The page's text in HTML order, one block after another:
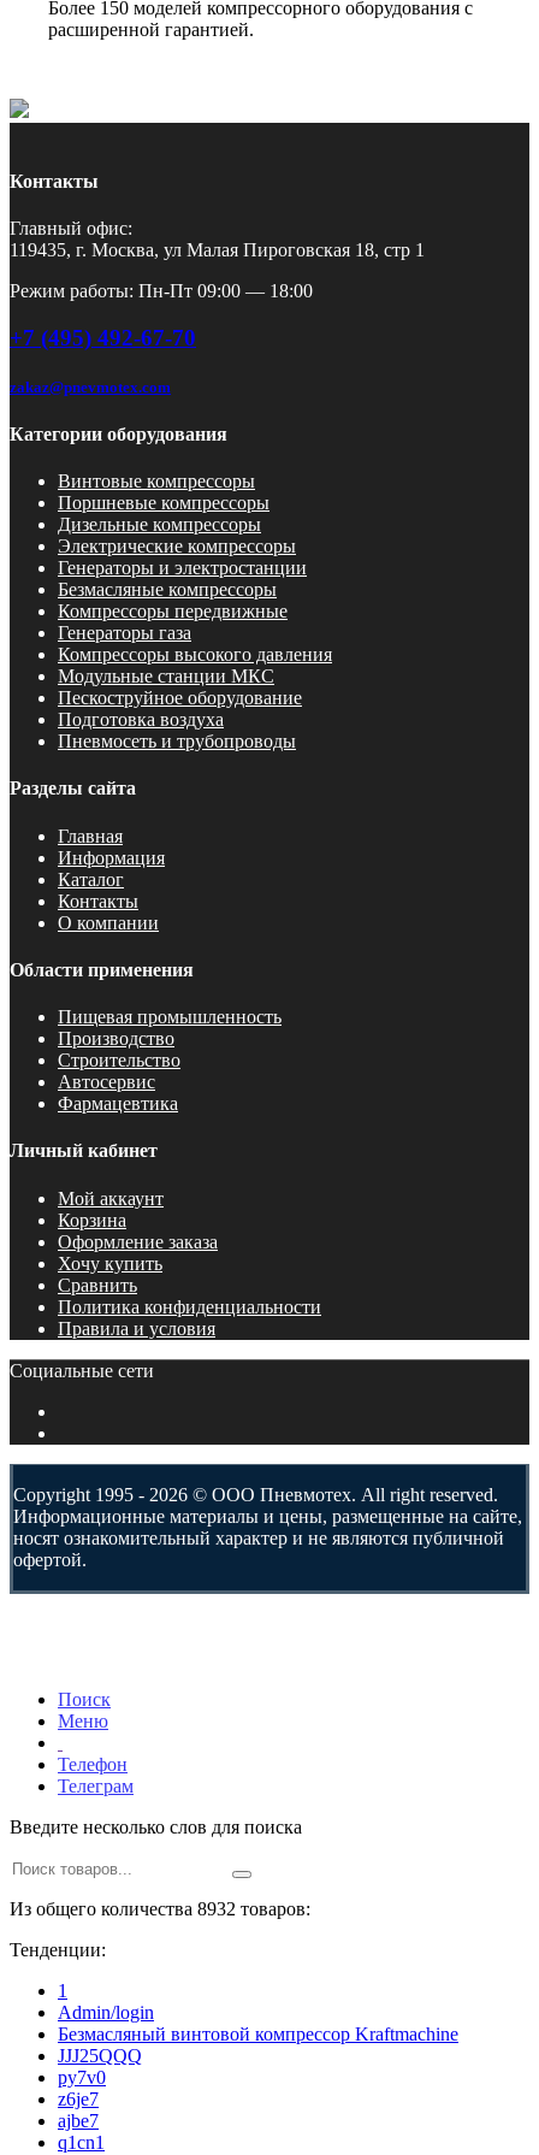
Более 150 моделей компрессорного оборудования с
расширенной гарантией.
Контакты
Главный офис:
119435, г. Москва, ул Малая Пироговская 18, стр 1
Режим работы: Пн-Пт 09:00 — 18:00
+7 (495) 492-67-70
zakaz@pnevmotex.com
Категории оборудования
Винтовые компрессоры
Поршневые компрессоры
Дизельные компрессоры
Электрические компрессоры
Генераторы и электростанции
Безмасляные компрессоры
Компрессоры передвижные
Генераторы газа
Компрессоры высокого давления
Модульные станции МКС
Пескоструйное оборудование
Подготовка воздуха
Пневмосеть и трубопроводы
Разделы сайта
Главная
Информация
Каталог
Контакты
О компании
Области применения
Пищевая промышленность
Производство
Строительство
Автосервис
Фармацевтика
Личный кабинет
Мой аккаунт
Корзина
Оформление заказа
Хочу купить
Сравнить
Политика конфиденциальности
Правила и условия
Социальные сети
Copyright 1995 - 2026 © ООО Пневмотех. All right reserved.
Информационные материалы и цены, размещенные на сайте,
носят ознакомительный характер и не являются публичной
офертой.
Поиск
Меню
Телефон
Телеграм
Введите несколько слов для поиска
Из общего количества 8932 товаров:
Тенденции:
1
Admin/login
Безмасляный винтовой компрессор Kraftmaсhine
JJJ25QQQ
py7v0
z6je7
ajbe7
q1cn1